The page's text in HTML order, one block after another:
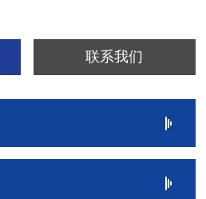
联系我们